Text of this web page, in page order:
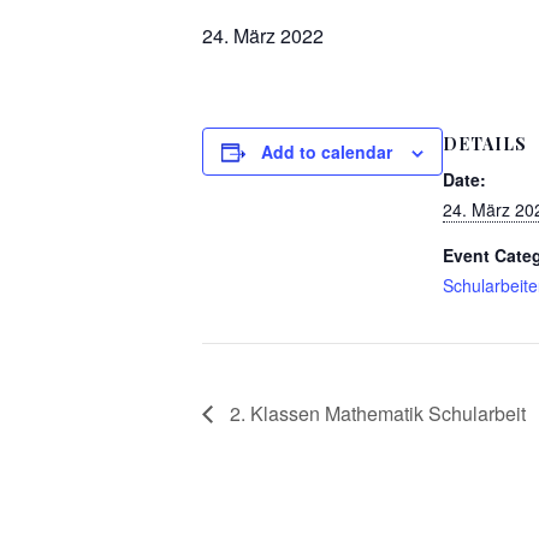
24. März 2022
Add to calendar DETAILS
Date:
24. März
Event
2. Klassen Mathematik Schularbeit